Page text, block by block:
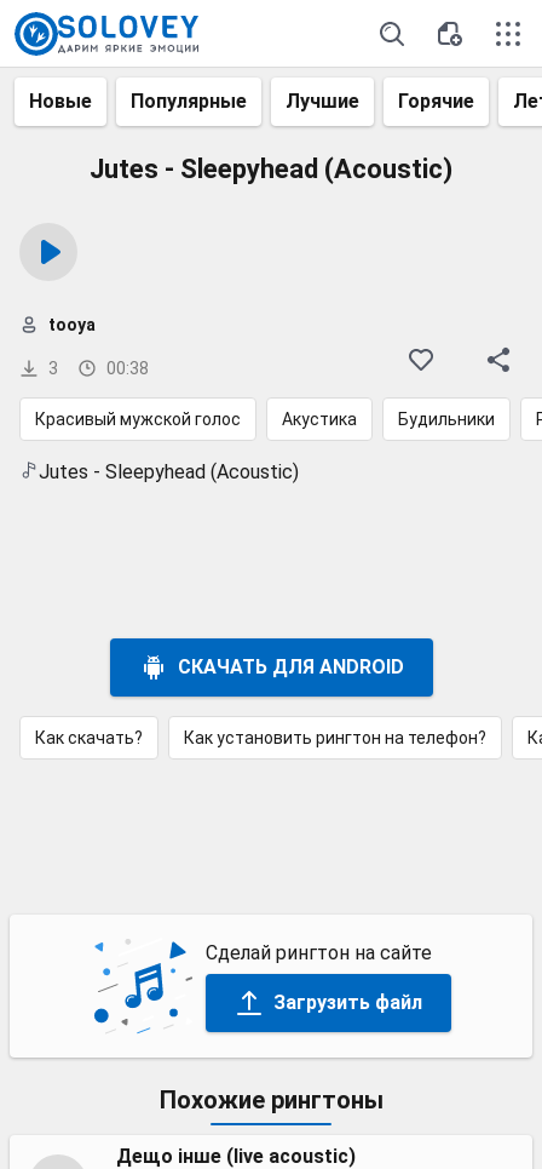
Новые Популярные Лучшие Горячие
Jutes - Sleepyhead (Acoustic)
3 00:38
tooya
Красивый мужской голос Акустика Будильники
Jutes - Sleepyhead (Acoustic)
СКАЧАТЬ ДЛЯ ANDROID
Как скачать? Как установить рингтон на телефон?
Сделай рингтон на сайте
Загрузить файл
Похожие рингтоны
Дещо інше (live acoustic)